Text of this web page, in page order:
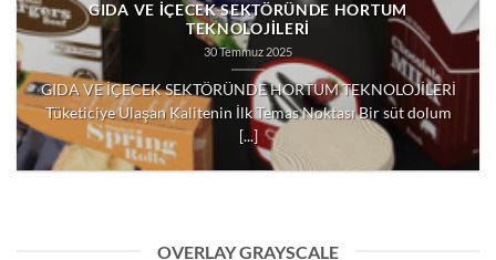
GIDA VE İÇECEK SEKTÖRÜNDE HORTUM
TEKNOLOJİLERİ
30 Temmuz 2025
GIDA VE İÇECEK SEKTÖRÜNDE HORTUM TEKNOLOJİLERİ
Tüketiciye Ulaşan Kalitenin İlk Temas Noktası Bir süt dolum
[...]
OVERLAY GRAYSCALE